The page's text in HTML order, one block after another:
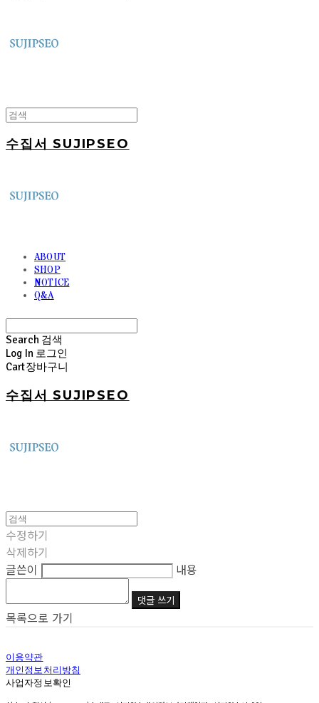
수집서 SUJIPSEO
ABOUT
SHOP
NOTICE
Q&A
Search 검색
Log In 로그인
Cart장바구니
수집서 SUJIPSEO
수정하기
삭제하기
글쓴이
내용
댓글 쓰기
목록으로 가기
이용약관
개인정보처리방침
사업자정보확인